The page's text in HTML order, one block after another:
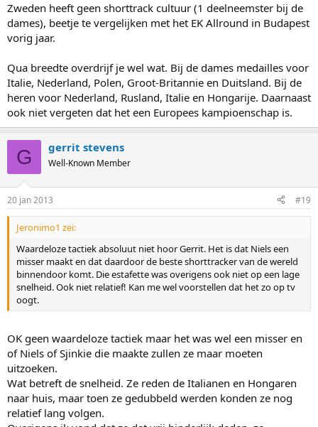
Zweden heeft geen shorttrack cultuur (1 deelneemster bij de
dames), beetje te vergelijken met het EK Allround in Budapest
vorig jaar.
Qua breedte overdrijf je wel wat. Bij de dames medailles voor
Italie, Nederland, Polen, Groot-Britannie en Duitsland. Bij de
heren voor Nederland, Rusland, Italie en Hongarije. Daarnaast
ook niet vergeten dat het een Europees kampioenschap is.
G gerrit stevens
Well-Known Member
20 jan 2013 #19
Jeronimo1 zei:
Waardeloze tactiek absoluut niet hoor Gerrit. Het is dat Niels een
misser maakt en dat daardoor de beste shorttracker van de wereld
binnendoor komt. Die estafette was overigens ook niet op een lage
snelheid. Ook niet relatief! Kan me wel voorstellen dat het zo op tv
oogt.
OK geen waardeloze tactiek maar het was wel een misser en
of Niels of Sjinkie die maakte zullen ze maar moeten
uitzoeken.
Wat betreft de snelheid. Ze reden de Italianen en Hongaren
naar huis, maar toen ze gedubbeld werden konden ze nog
relatief lang volgen.